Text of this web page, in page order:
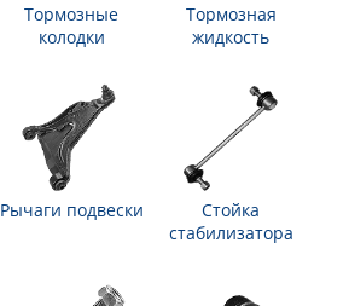
Тормозные
колодки
Тормозная
жидкость
Рычаги подвески
Стойка
стабилизатора